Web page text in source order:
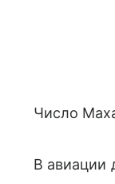
Число
В авиации